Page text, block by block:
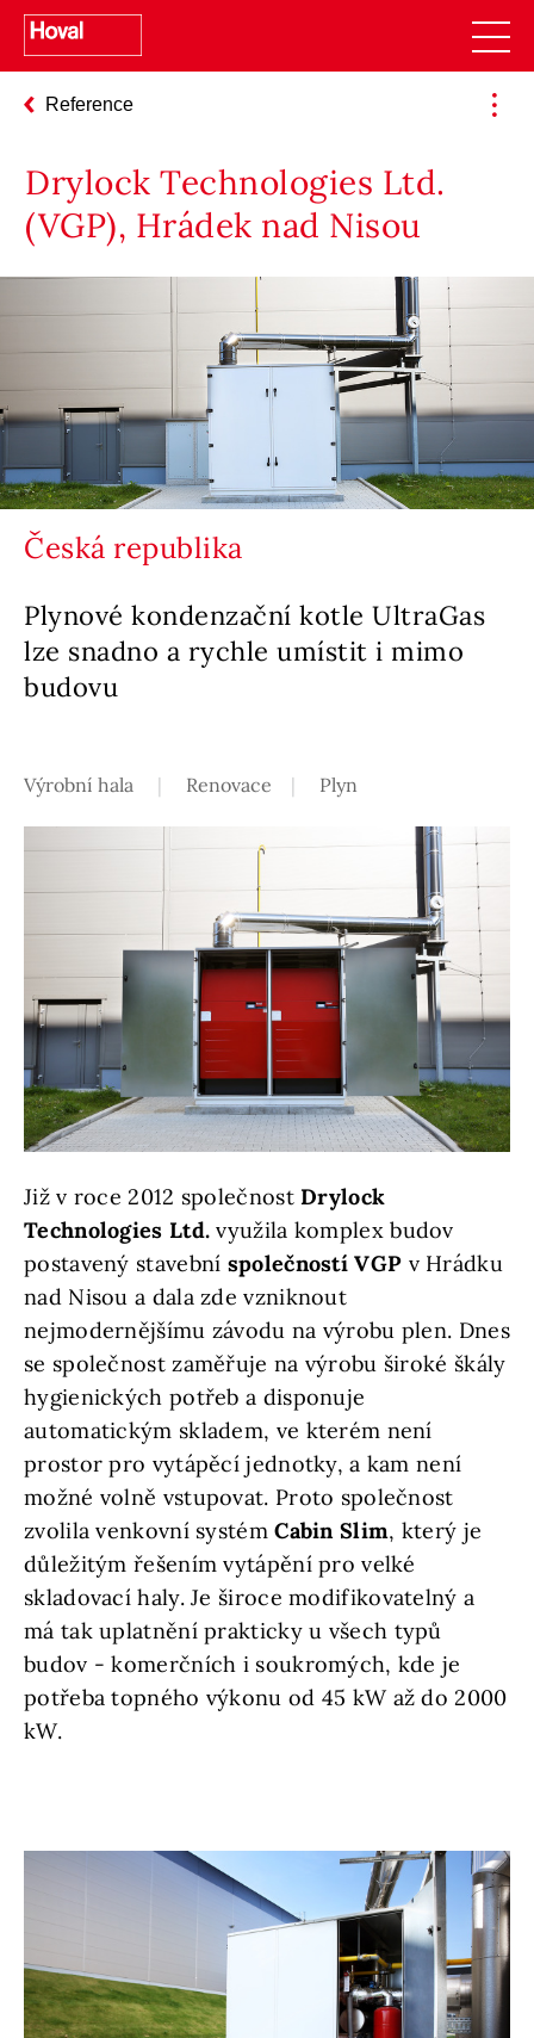
Reference
Drylock Technologies Ltd.
(VGP), Hrádek nad Nisou
Česká republika
Plynové kondenzační kotle UltraGas
lze snadno a rychle umístit i mimo
budovu
Výrobní hala Renovace Plyn
Již v roce 2012 společnost Drylock
Technologies Ltd. využila komplex budov
postavený stavební společností VGP v Hrádku
nad Nisou a dala zde vzniknout
nejmodernějšímu závodu na výrobu plen. Dnes
se společnost zaměřuje na výrobu široké škály
hygienických potřeb a disponuje
automatickým skladem, ve kterém není
prostor pro vytápěcí jednotky, a kam není
možné volně vstupovat. Proto společnost
zvolila venkovní systémCabin Slim, který je
důležitým řešením vytápění pro velké
skladovací haly. Je široce modifikovatelný a
má tak uplatnění prakticky u všech typů
budov - komerčních i soukromých, kde je
potřeba topného výkonu od 45 kW až do 2000
kW.